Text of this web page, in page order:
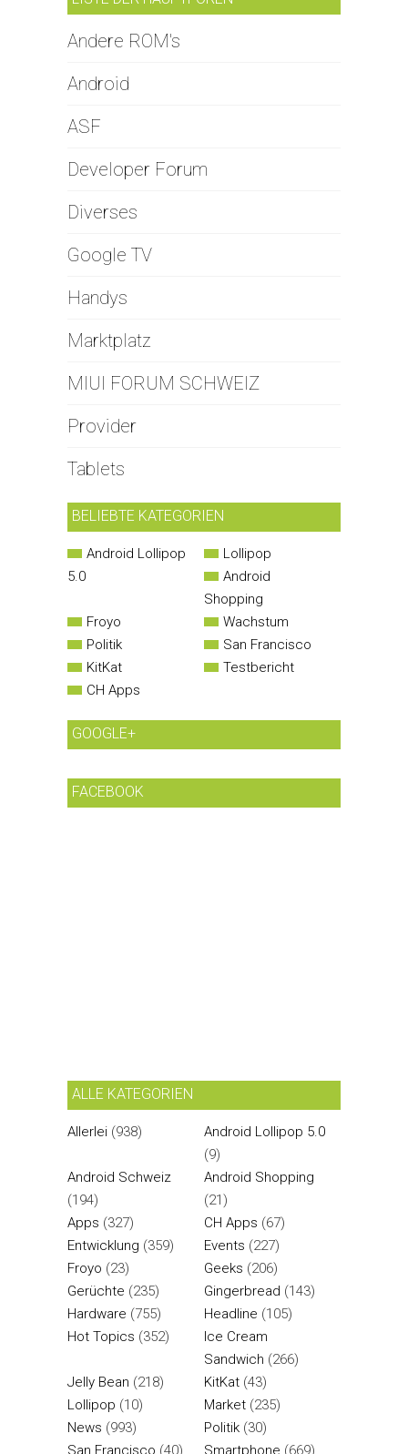
Andere ROM's
Android
ASF
Developer Forum
Diverses
Google TV
Handys
Marktplatz
MIUI FORUM SCHWEIZ
Provider
Tablets
BELIEBTE KATEGORIEN
Android Lollipop
5.0
Lollipop
Android
Shopping
Froyo
Wachstum
Politik
San Francisco
KitKat
Testbericht
CH Apps
GOOGLE+
FACEBOOK
ALLE KATEGORIEN
Allerlei (938)
Android Lollipop 5.0
(9)
Android Schweiz
(194)
Android Shopping
(21)
Apps (327) CH Apps (67)
Entwicklung (359) Events (227)
Froyo (23) Geeks (206)
Gerüchte (235) Gingerbread (143)
Hardware (755) Headline (105)
Hot Topics (352)
Ice Cream
Sandwich (266)
Jelly Bean (218) KitKat (43)
Lollipop (10) Market (235)
News (993) Politik (30)
San Francisco (40) Smartphone (669)